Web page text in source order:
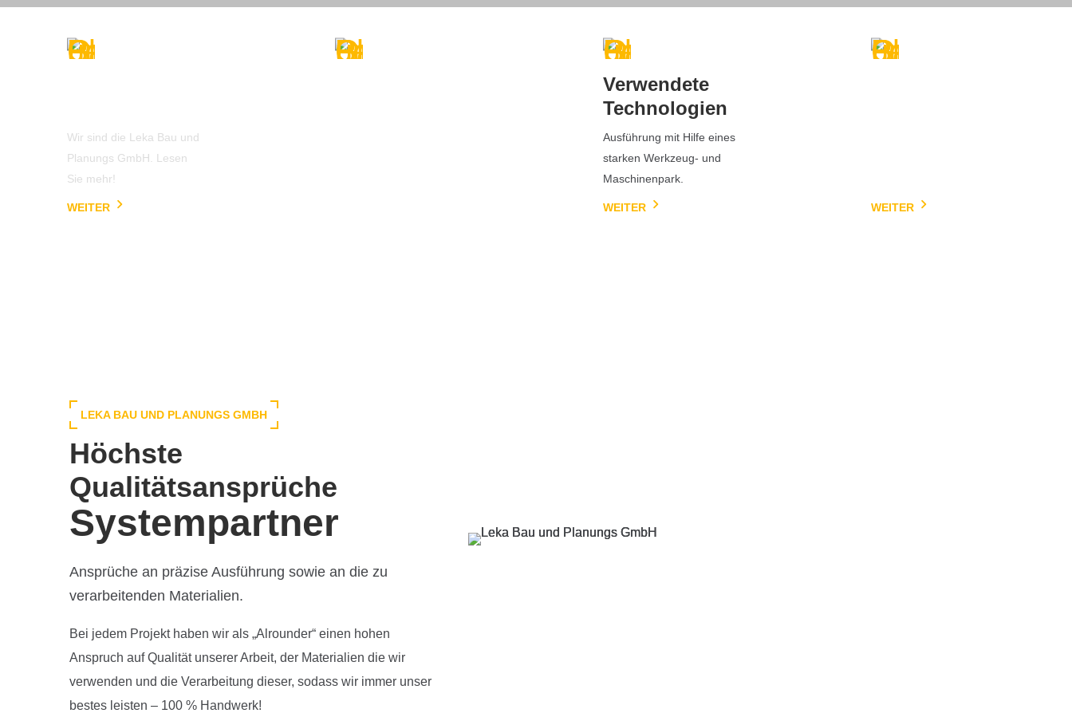
Wir sind die Leka Bau und
Planungs GmbH. Lesen
Sie mehr!
WEITER
Verwendete
Technologien
Ausführung mit Hilfe eines
starken Werkzeug- und
Maschinenpark.
WEITER WEITER
LEKA BAU UND PLANUNGS GMBH
Höchste
Qualitätsansprüche
Systempartner
Ansprüche an präzise Ausführung sowie an die zu
verarbeitenden Materialien.
Bei jedem Projekt haben wir als „Alrounder“ einen hohen
Anspruch auf Qualität unserer Arbeit, der Materialien die wir
verwenden und die Verarbeitung dieser, sodass wir immer unser
bestes leisten – 100 % Handwerk!